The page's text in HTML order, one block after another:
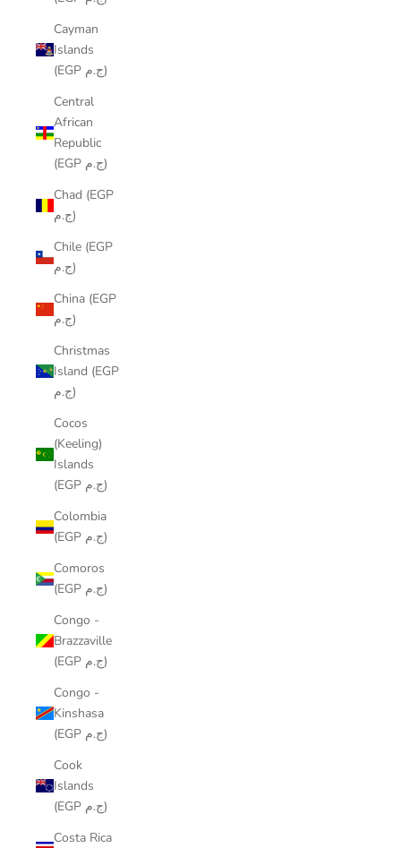
Cayman
Islands
(EGP ج.م)
Central
African
Republic
(EGP ج.م)
Chad (EGP
ج.م)
Chile (EGP
ج.م)
China (EGP
ج.م)
Christmas
Island (EGP
ج.م)
Cocos
(Keeling)
Islands
(EGP ج.م)
Colombia
(EGP ج.م)
Comoros
(EGP ج.م)
Congo -
Brazzaville
(EGP ج.م)
Congo -
Kinshasa
(EGP ج.م)
Cook
Islands
(EGP ج.م)
Costa Rica